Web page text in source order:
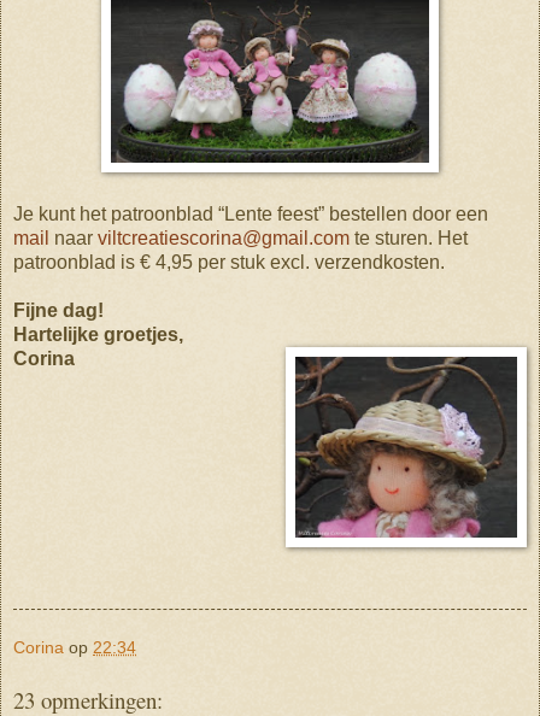
Je kunt het patroonblad “Lente feest” bestellen door een
mail naar viltcreatiescorina@gmail.com te sturen. Het
patroonblad is € 4,95 per stuk excl. verzendkosten.
Fijne dag!
Hartelijke groetjes,
Corina
Corina op 22:34
23 opmerkingen: